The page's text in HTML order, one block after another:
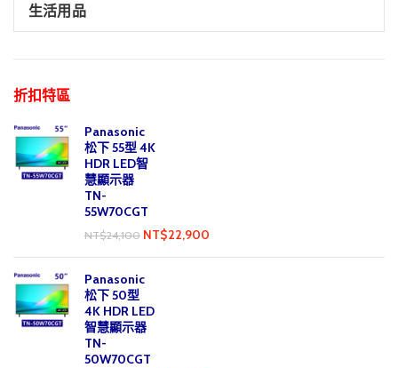
生活用品
折扣特區
Panasonic
松下 55型 4K
HDR LED智
慧顯示器
TN-
55W70CGT
NT$24,100 NT$22,900
Panasonic
松下 50型
4K HDR LED
智慧顯示器
TN-
50W70CGT